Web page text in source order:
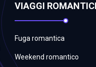
VIAGGI ROMANTICI
Fuga romantica
Weekend romantico